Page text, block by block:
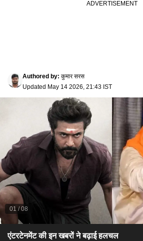
Authored by: कुमार सरस
Updated May 14 2026, 21:43 IST
01 /08
एंटरटेनमेंट की इन खबरों ने बढ़ाई हलचल